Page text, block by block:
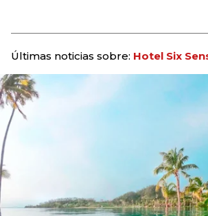
Últimas noticias sobre: Hotel Six